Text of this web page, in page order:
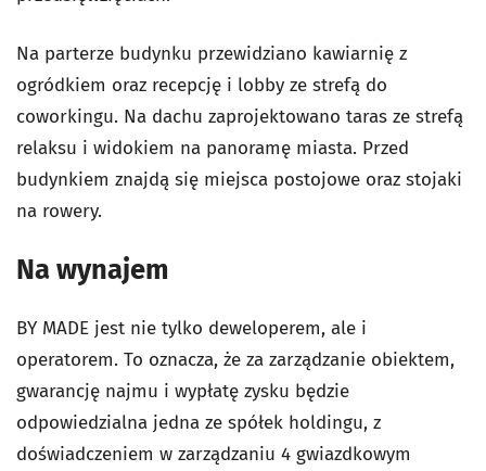
Na parterze budynku przewidziano kawiarnię z
ogródkiem oraz recepcję i lobby ze strefą do
coworkingu. Na dachu zaprojektowano taras ze strefą
relaksu i widokiem na panoramę miasta. Przed
budynkiem znajdą się miejsca postojowe oraz stojaki
na rowery.
Na wynajem
BY MADE jest nie tylko deweloperem, ale i
operatorem. To oznacza, że za zarządzanie obiektem,
gwarancję najmu i wypłatę zysku będzie
odpowiedzialna jedna ze spółek holdingu, z
doświadczeniem w zarządzaniu 4 gwiazdkowym